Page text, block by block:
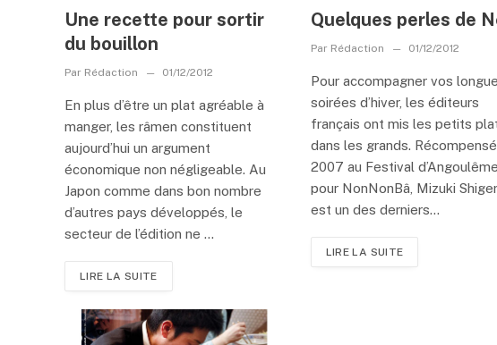
Une recette pour sortir
du bouillon
Par Rédaction 01/12/2012
En plus d’être un plat agréable à
manger, les râmen constituent
aujourd’hui un argument
économique non négligeable. Au
Japon comme dans bon nombre
d’autres pays développés, le
secteur de l’édition ne ...
LIRE LA SUITE
Quelques perles de
Par Rédaction 01/12/2012
Pour accompagner vos
soirées d’hiver, les éditeurs
français ont mis les petits
dans les grands.
2007 au Festival d’Angoulême
pour NonNonBâ, Mizuki
est un des derniers...
LIRE LA SUITE